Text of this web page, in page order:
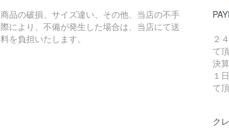
商品の破損、サイズ違い、その他、当店の不手
際により、不備が発生した場合は、当店にて送
料を負担いたします。
２
て
決
１
て
ク